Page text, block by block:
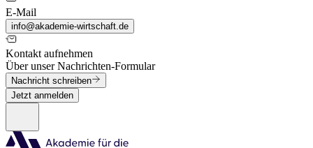
E-Mail
info@akademie-wirtschaft.de
Kontakt aufnehmen
Über unser Nachrichten-Formular
Nachricht schreiben
Jetzt anmelden